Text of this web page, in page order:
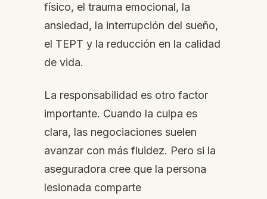
físico, el trauma emocional, la
ansiedad, la interrupción del sueño,
el TEPT y la reducción en la calidad
de vida.
La responsabilidad es otro factor
importante. Cuando la culpa es
clara, las negociaciones suelen
avanzar con más fluidez. Pero si la
aseguradora cree que la persona
lesionada comparte